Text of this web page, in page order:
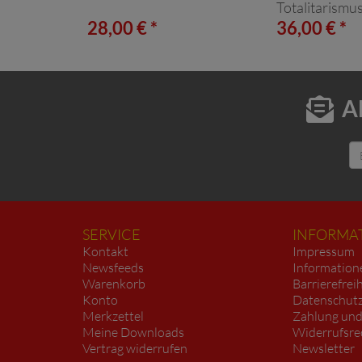
28,00 € *
Totalitarismus
36,00 € *
SERVICE
Kontakt
Newsfeeds
Warenkorb
Konto
Merkzettel
Meine Downloads
Vertrag widerrufen
Impressum
Zahlung
Newsletter